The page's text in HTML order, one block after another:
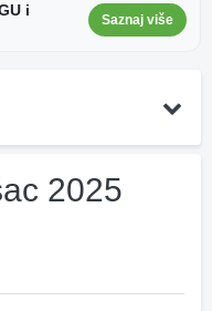
i
Saznaj više
2025